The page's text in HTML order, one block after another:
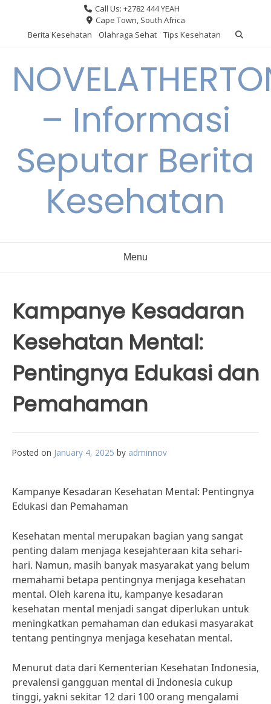
content
Call Us: +2782 444 YEAH
Cape Town, South Africa
Berita Kesehatan
Olahraga Sehat Tips Kesehatan
– Informasi
Seputar Berita
Kesehatan
Menu
Kampanye Kesadaran
Kesehatan Mental:
Pentingnya Edukasi dan
Pemahaman
Posted on January 4, 2025 by adminnov
Kampanye Kesadaran Kesehatan Mental: Pentingnya
Edukasi dan Pemahaman
Kesehatan mental merupakan bagian yang sangat
penting dalam menjaga kesejahteraan kita sehari-
hari. Namun, masih banyak masyarakat yang belum
memahami betapa pentingnya menjaga kesehatan
mental. Oleh karena itu, kampanye kesadaran
kesehatan mental menjadi sangat diperlukan untuk
meningkatkan pemahaman dan edukasi masyarakat
tentang pentingnya menjaga kesehatan mental.
Menurut data dari Kementerian Kesehatan Indonesia,
prevalensi gangguan mental di Indonesia cukup
tinggi, yakni sekitar 12 dari 100 orang mengalami